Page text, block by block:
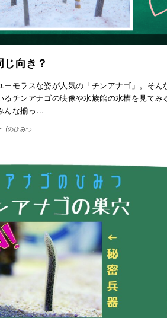
向き？
ーモラスな姿が人気の「チンアナゴ」。そん
るチンアナゴの映像や水族館の水槽を見てみ
んな揃っ…
ゴのひみつ